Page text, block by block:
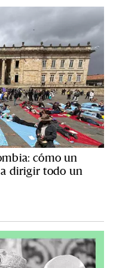
cómo un
dirigir todo un